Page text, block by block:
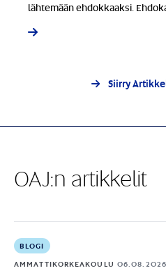
lähtemään ehdokkaaksi.
Siirry
OAJ:n artikkelit
BLOGI
AMMATTIKORKEAKOULU 06.08.2026